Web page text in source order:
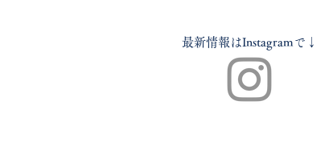
最新情報はInstagramで↓